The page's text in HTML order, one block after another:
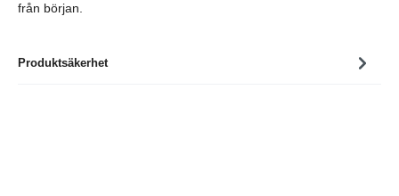
Produktsäkerhet
från början.